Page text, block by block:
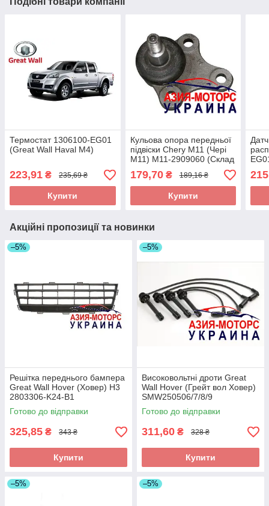
Термостат 1306100-EG01
(Great Wall Haval M4)
223,91 ₴ 235,69 ₴
Купити
Кульова опора передньої
підвіски Chery M11 (Чері
М11) M11-2909060 (Склад
ASM-UKR)
179,70₴ 189,16 ₴
Купити
M2,
Акційні пропозиції та новинки
–5%
Решітка переднього бампера
Great Wall Hover (Ховер) H3
2803306-K24-B1
Готово до відправки
325,85 ₴ 343 ₴
Купити
–5%
Високовольтні дроти Great
Wall Hover (Грейт вол Ховер)
SMW250506/7/8/9
Готово до відправки
311,60 ₴ 328 ₴
Купити
–5% –5%